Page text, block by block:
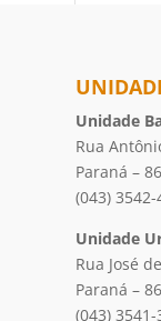
Unidade
Rua
Paraná –
(043)
Unidade
Rua José
Paraná –
(043)